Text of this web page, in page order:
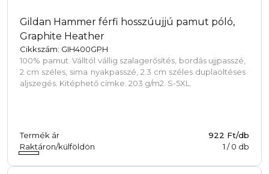
Gildan Hammer férfi hosszúujjú pamut póló,
Graphite Heather
Cikkszám: GIH400GPH
100% pamut. Válltól vállig szalagerősítés, bordás ujjpasszé,
2 cm széles, sima nyakpasszé, 2.3 cm széles duplaöltéses
aljszegés. Kitéphető címke. 203 g/m2. S-5XL.
Termék ár
922 Ft/db
Raktáron/külföldön
1 /0 db